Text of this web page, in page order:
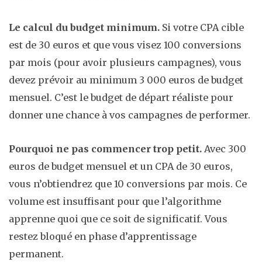
Le calcul du budget minimum. Si votre CPA cible
est de 30 euros et que vous visez 100 conversions
par mois (pour avoir plusieurs campagnes), vous
devez prévoir au minimum 3 000 euros de budget
mensuel. C’est le budget de départ réaliste pour
donner une chance à vos campagnes de performer.
Pourquoi ne pas commencer trop petit. Avec 300
euros de budget mensuel et un CPA de 30 euros,
vous n’obtiendrez que 10 conversions par mois. Ce
volume est insuffisant pour que l’algorithme
apprenne quoi que ce soit de significatif. Vous
restez bloqué en phase d’apprentissage
permanent.